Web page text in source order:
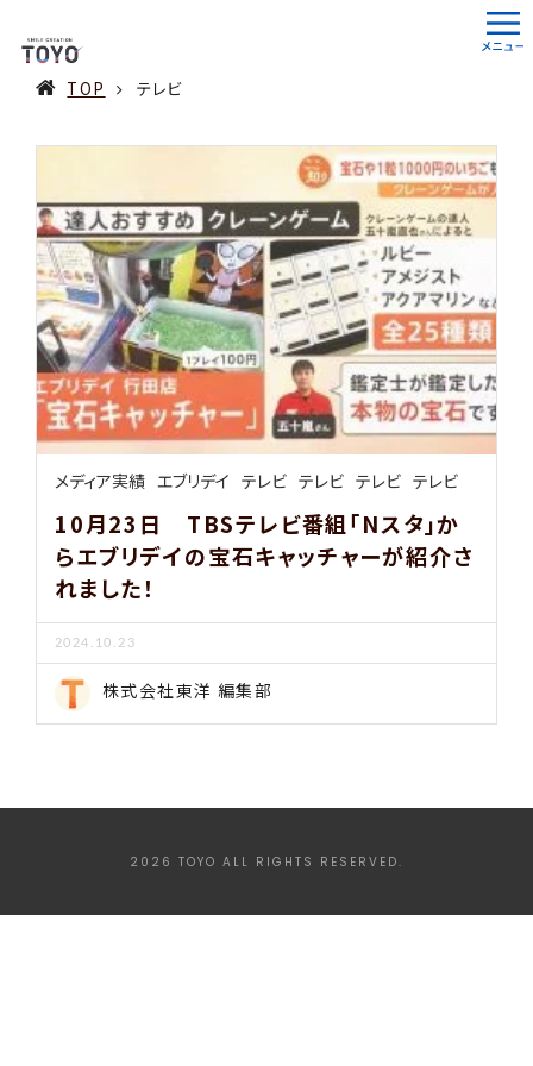
TOP テレビ
メディア実績 エブリデイ テレビ テレビ テレビ テレビ
10月23日 TBSテレビ番組「Nスタ」か
らエブリデイの宝石キャッチャーが紹介さ
れました！
2024.10.23
株式会社東洋 編集部
2026 TOYO ALL RIGHTS RESERVED.